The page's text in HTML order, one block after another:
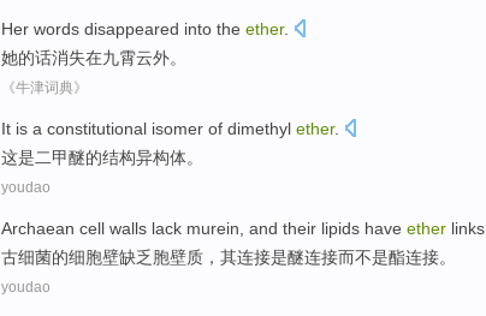
Her words disappeared into the ether.
她的话消失在九霄云外。
《牛津词典》
It is a constitutional isomer of dimethyl ether.
这是二甲醚的结构异构体。
youdao
Archaean cell walls lack murein , and their lipids have ether links
古细菌的细胞壁缺乏胞壁质， 其连接是醚连接而不是酯连接。
youdao